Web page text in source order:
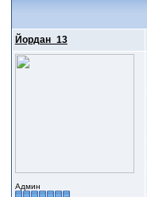
Йордан_13
Админ